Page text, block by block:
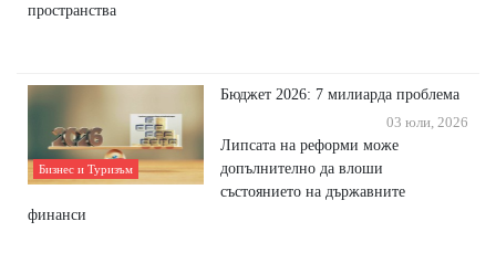
пространства
Бизнес и Туризъм
Бюджет 2026: 7 милиарда проблема
03 юли, 2026
Липсата на реформи може
допълнително да влоши
състоянието на държавните
финанси